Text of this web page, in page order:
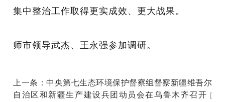
集中整治工作取得更实成效、更大战果。
师市领导武杰、 王永强参加调研。
上一条： 中央第七生态环境保护督察组督察新疆维吾尔
自治区和新疆生产建设兵团动员会在乌鲁木齐召开 [